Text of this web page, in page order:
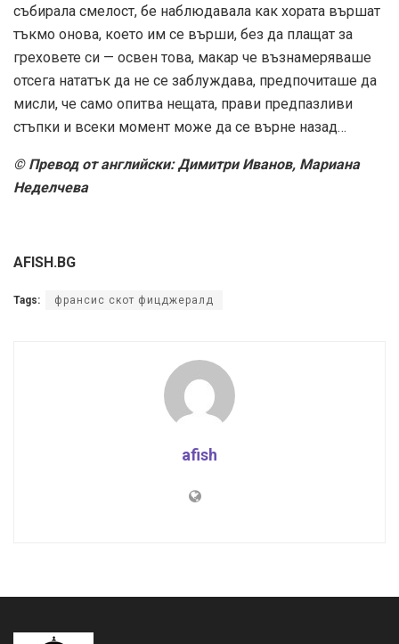
събирала смелост, бе наблюдавала как хората вършат
тъкмо онова, което им се върши, без да плащат за
греховете си — освен това, макар че възнамеряваше
отсега нататък да не се заблуждава, предпочиташе да
мисли, че само опитва нещата, прави предпазливи
стъпки и всеки момент може да се върне назад…
© Превод от английски: Димитри Иванов, Мариана
Неделчева
AFISH.BG
Tags: франсис скот фицджералд
afish